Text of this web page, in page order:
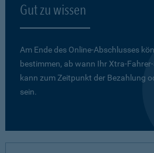
Gut zu wissen
Am Ende des Online-Abschlusses
bestimmen, ab wann Ihr Xtra-
kann zum Zeitpunkt der Bezahlung
sein.